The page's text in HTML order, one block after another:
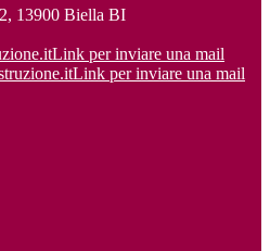
13900 Biella BI
Link per inviare una mail
Link per inviare una mail